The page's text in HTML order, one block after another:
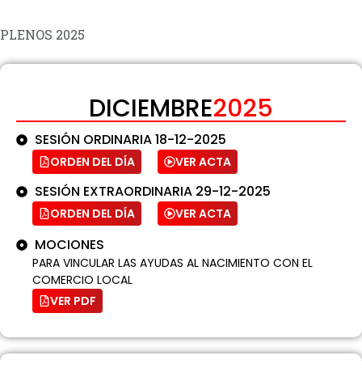
PLENOS 2025
DICIEMBRE2025
SESIÓN ORDINARIA 18-12-2025
ORDEN DEL DÍA VER ACTA
SESIÓN EXTRAORDINARIA 29-12-2025
ORDEN DEL DÍA VER ACTA
MOCIONES
PARA VINCULAR LAS AYUDAS AL NACIMIENTO CON EL
COMERCIO LOCAL
VER PDF